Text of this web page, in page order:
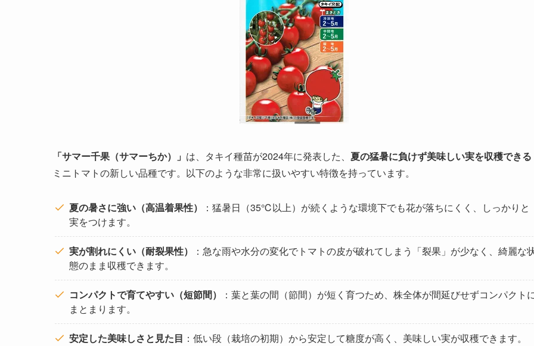
「サマー千果（サマーちか）」 は、タキイ種苗が2024年に発表した、 夏の猛暑に負けず美味しい実を収穫できる
ミニトマトの新しい品種です。以下のような非常に扱いやすい特徴を持っています。
夏の暑さに強い（高温着果性）
：猛暑日（35℃以上）が続くような環境下でも花が落ちにくく、しっかりと
実をつけます。
実が割れにくい（耐裂果性）
：急な雨や水分の変化でトマトの皮が破れてしまう「裂果」が少なく、綺麗な
態のまま収穫できます。
コンパクトで育てやすい（短節間）
：葉と葉の間（節間）が短く育つため、株全体が間延びせずコンパクト
まとまります。
安定した美味しさと見た目 ：低い段（栽培の初期）から安定して糖度が高く、美味しい実が収穫できます。